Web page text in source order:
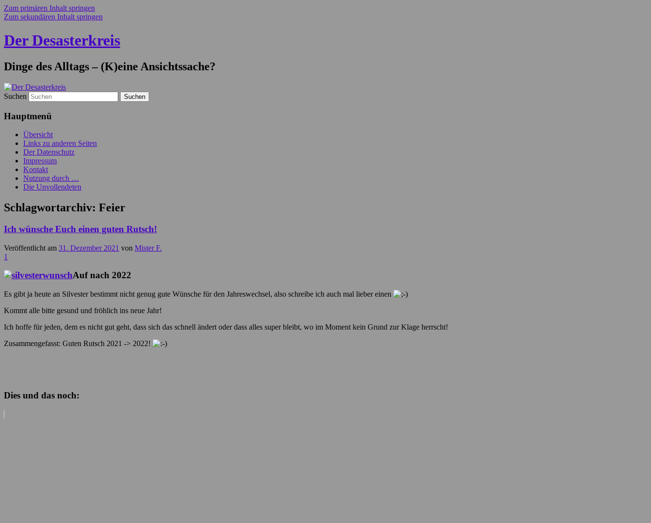
Zum primären Inhalt springen
Zum sekundären Inhalt springen
Der Desasterkreis
Dinge des Alltags – (K)eine Ansichtssache?
Suchen
Hauptmenü
Übersicht
Links zu anderen Seiten
Der Datenschutz
Impressum
Kontakt
Nutzung durch …
Die Unvollendeten
Schlagwortarchiv: Feier
Ich wünsche Euch einen guten Rutsch!
Veröffentlicht am 31. Dezember 2021 von Mister F.
1
Auf nach 2022
Es gibt ja heute an Silvester bestimmt nicht genug gute Wünsche für den Jahreswechsel, also schreibe ich auch mal lieber einen
Kommt alle bitte gesund und fröhlich ins neue Jahr!
Ich hoffe für jeden, dem es nicht gut geht, dass sich das schnell ändert oder dass alles super bleibt, wo im Moment kein Grund zur Klage herrscht!
Zusammengefasst: Guten Rutsch 2021 -> 2022!
Dies und das noch: